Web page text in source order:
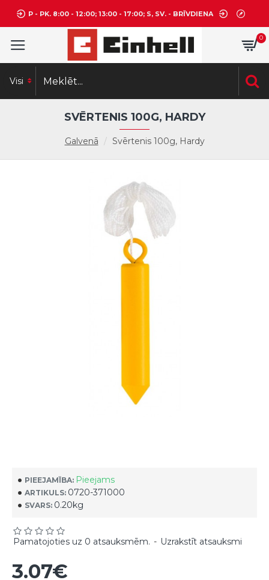
P - PK. 8:00 - 12:00; 13:00 - 17:00; S, SV. - BRĪVDIENA
0
Visi
Galvenā Svērtenis 100g, Hardy
SVĒRTENIS 100G, HARDY
PIEEJAMĪBA: Pieejams
ARTIKULS: 0720-371000
SVARS: 0.20kg
Pamatojoties uz 0 atsauksmēm. - Uzrakstīt atsauksmi
3.07€